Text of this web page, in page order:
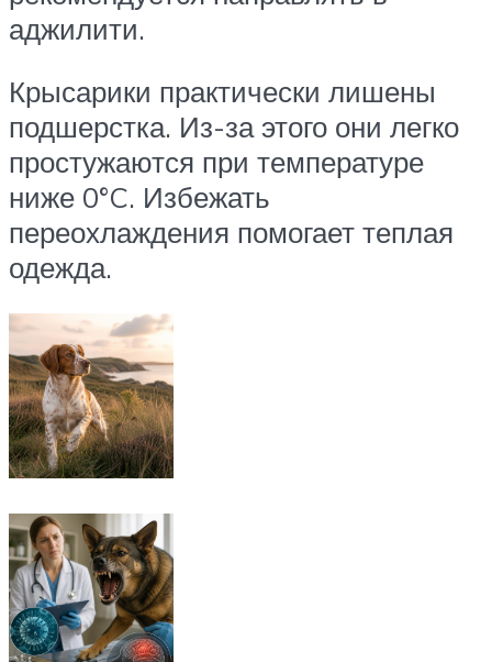
аджилити.
Крысарики практически лишены
подшерстка. Из-за этого они легко
простужаются при температуре
ниже 0°C. Избежать
переохлаждения помогает теплая
одежда.